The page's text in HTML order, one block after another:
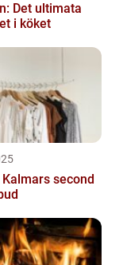
Det ultimata
i köket
Kalmars second